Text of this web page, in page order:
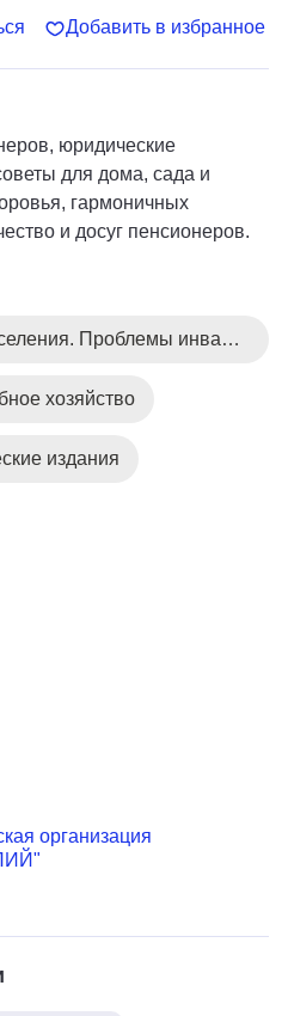
Добавить в избранное
юридические
для дома, сада и
гармоничных
и досуг пенсионеров.
Социальная защита населения. Проблемы инвалидов
хозяйство
издания
организация